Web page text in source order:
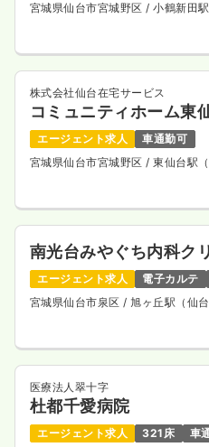
宮城県仙台市宮城野区/ 小鶴新田
株式会社仙台在宅サービス
コミュニティホーム東
エージェント求人
車通勤可
宮城県仙台市宮城野区/ 東仙台駅
南光台みやぐち内科ク
エージェント求人 電子カルテ
宮城県仙台市泉区/ 旭ヶ丘駅（仙
医療法人翠十字
杜都千愛病院
エージェント求人 321床
車